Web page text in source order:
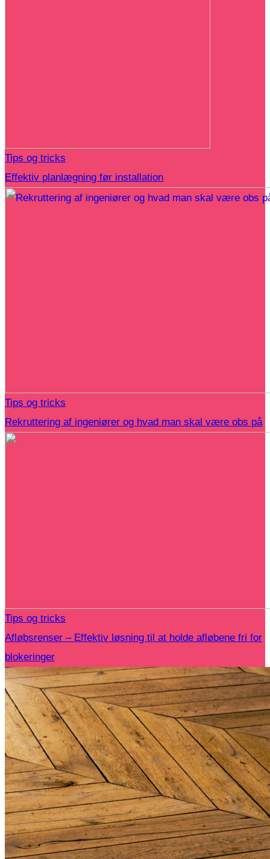
Tips og tricks
Effektiv planlægning før installation
Tips og tricks
Rekruttering af ingeniører og hvad man skal være obs på
Tips og tricks
Afløbsrenser – Effektiv løsning til at holde afløbene fri for
blokeringer